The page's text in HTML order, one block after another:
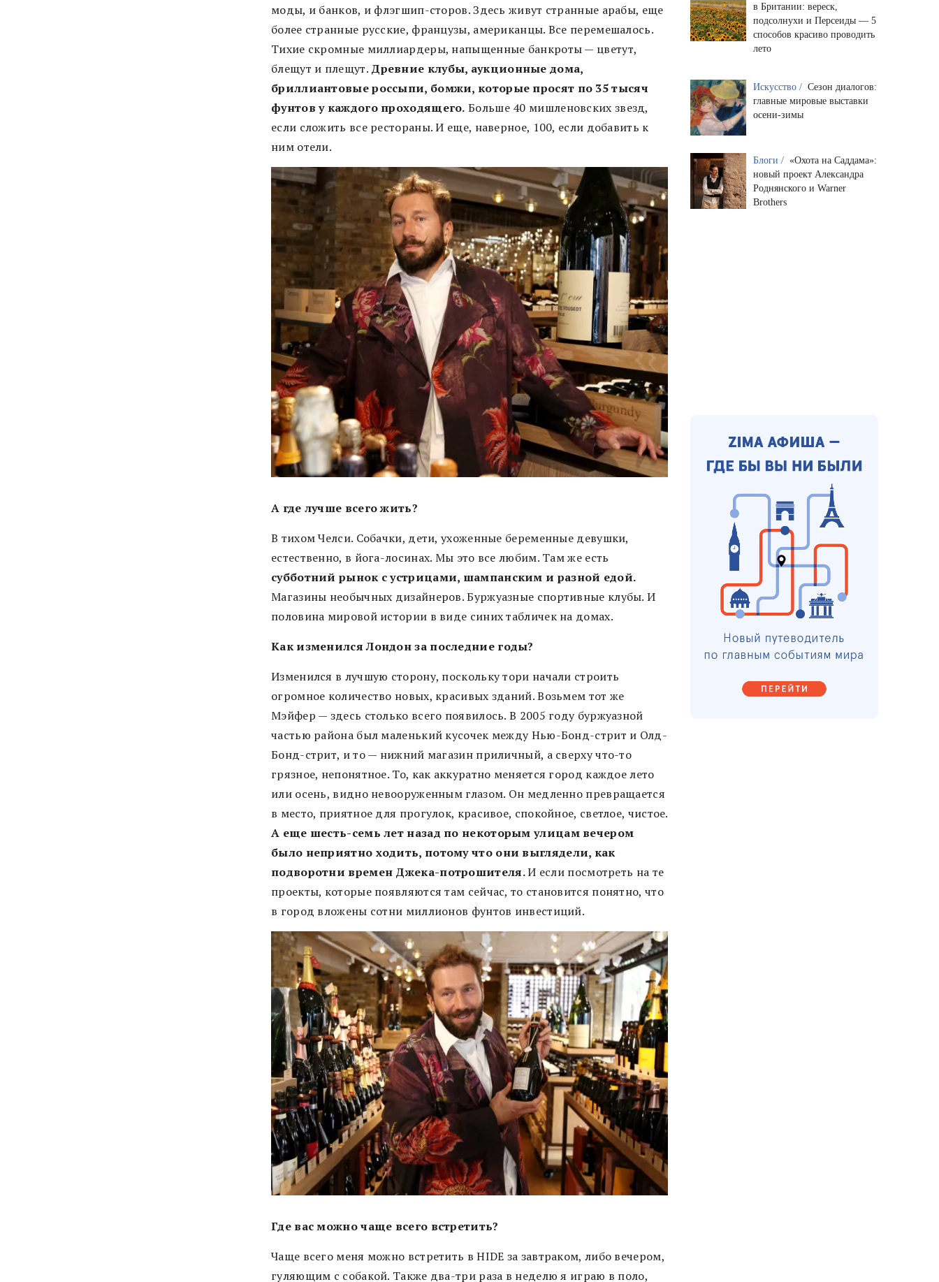
моды, и банков, и флэгшип-сторов. Здесь живут странные арабы, еще
более странные русские, французы, американцы. Все перемешалось.
Тихие скромные миллиардеры, напыщенные банкроты — цветут,
блещут и плещут. Древние клубы, аукционные дома,
бриллиантовые россыпи, бомжи, которые просят по 35 тысяч
фунтов у каждого проходящего. Больше 40 мишленовских звезд,
если сложить все рестораны. И еще, наверное, 100, если добавить к
ним отели.
А где лучше всего жить?
В тихом Челси. Собачки, дети, ухоженные беременные девушки,
естественно, в йога-лосинах. Мы это все любим. Там же есть
субботний рынок с устрицами, шампанским и разной едой.
Магазины необычных дизайнеров. Буржуазные спортивные клубы. И
половина мировой истории в виде синих табличек на домах.
Как изменился Лондон за последние годы?
Изменился в лучшую сторону, поскольку тори начали строить
огромное количество новых, красивых зданий. Возьмем тот же
Мэйфер — здесь столько всего появилось. В 2005 году буржуазной
частью района был маленький кусочек между Нью-Бонд-стрит и Олд-
Бонд-стрит, и то — нижний магазин приличный, а сверху что-то
грязное, непонятное. То, как аккуратно меняется город каждое лето
или осень, видно невооруженным глазом. Он медленно превращается
в место, приятное для прогулок, красивое, спокойное, светлое, чистое.
А еще шесть-семь лет назад по некоторым улицам вечером
было неприятно ходить, потому что они выглядели, как
подворотни времен Джека-потрошителя.И если посмотреть на те
проекты, которые появляются там сейчас, то становится понятно, что
в город вложены сотни миллионов фунтов инвестиций.
Где вас можно чаще всего встретить?
Чаще всего меня можно встретить в HIDE за завтраком, либо вечером,
гуляющим с собакой. Также два-три раза в неделю я играю в поло,
в Британии: вереск,
подсолнухи и Персеиды — 5
способов красиво проводить
лето
Искусство / Сезон диалогов:
главные мировые выставки
осени-зимы
Блоги / «Охота на Саддама»:
новый проект Александра
Роднянского и Warner
Brothers